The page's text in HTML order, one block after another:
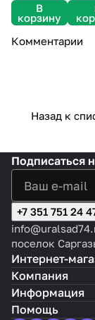
В
корзину
Комментарии
Назад к
Подписаться
+7 351 751 24
поселок
Интернет-
Компания
Информация
Помощь